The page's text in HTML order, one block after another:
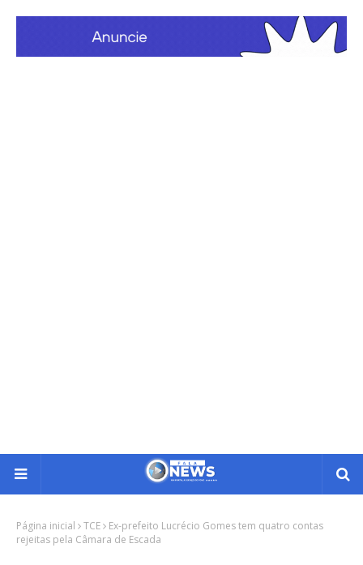
Página inicial TCE
Ex-prefeito Lucrécio Gomes tem quatro contas
rejeitas pela Câmara de Escada